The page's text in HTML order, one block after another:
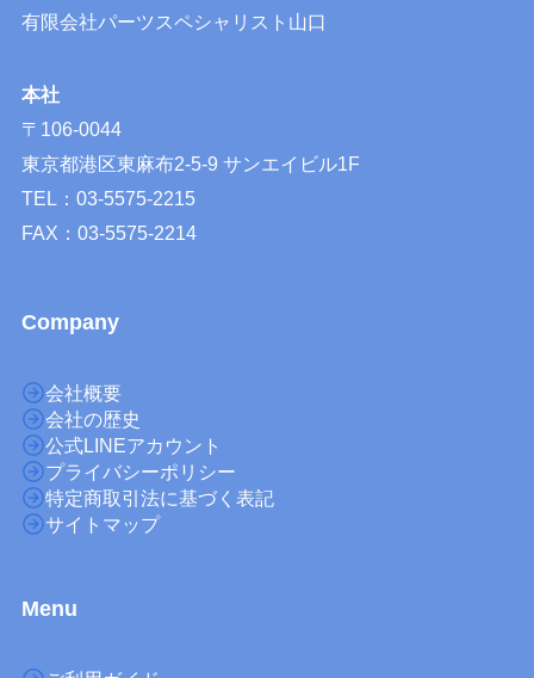
有限会社パーツスペシャリスト山口
本社
〒106-0044
東京都港区東麻布2-5-9 サンエイビル1F
TEL：03-5575-2215
FAX：03-5575-2214
Company
会社概要
会社の歴史
公式LINEアカウント
プライバシーポリシー
特定商取引法に基づく表記
サイトマップ
Menu